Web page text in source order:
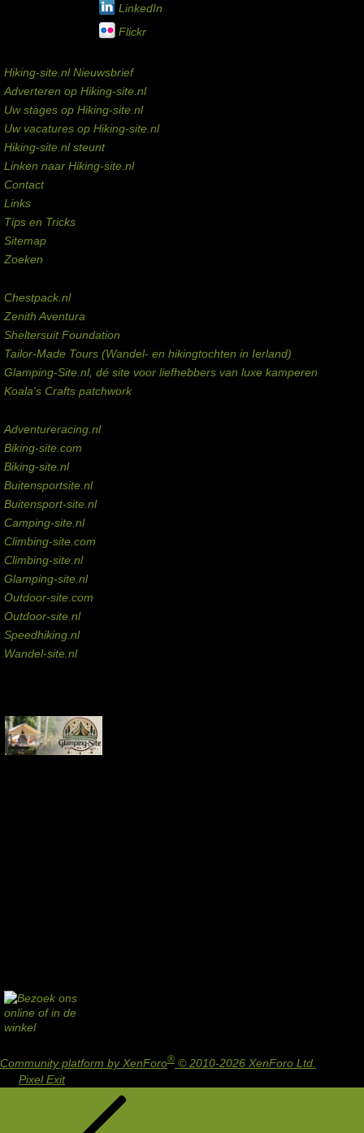
LinkedIn
Flickr
Hiking-site.nl Nieuwsbrief
Adverteren op Hiking-site.nl
Uw stages op Hiking-site.nl
Uw vacatures op Hiking-site.nl
Hiking-site.nl steunt
Linken naar Hiking-site.nl
Contact
Links
Tips en Tricks
Sitemap
Zoeken
Chestpack.nl
Zenith Aventura
Sheltersuit Foundation
Tailor-Made Tours (Wandel- en hikingtochten in Ierland)
Glamping-Site.nl, dé site voor liefhebbers van luxe kamperen
Koala's Crafts patchwork
Adventureracing.nl
Biking-site.com
Biking-site.nl
Buitensportsite.nl
Buitensport-site.nl
Camping-site.nl
Climbing-site.com
Climbing-site.nl
Glamping-site.nl
Outdoor-site.com
Outdoor-site.nl
Speedhiking.nl
Wandel-site.nl
Community platform by XenForo® © 2010-2026 XenForo Ltd.
Pixel Exit